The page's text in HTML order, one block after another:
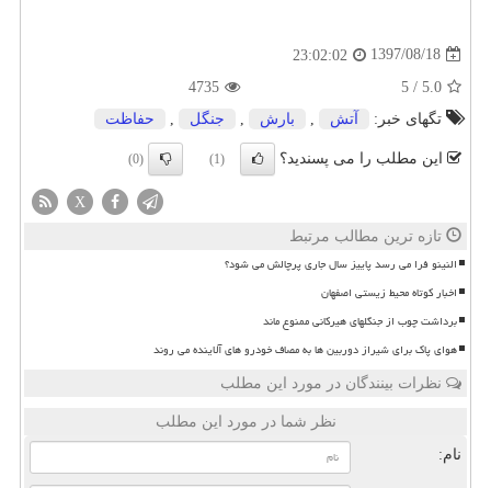
1397/08/18
23:02:02
5.0
/
5
4735
تگهای خبر:
آتش بارش جنگل حفاظت
این مطلب را می پسندید؟ (1)
(0)
X
تازه ترین مطالب مرتبط
النینو فرا می رسد پاییز سال جاری پرچالش می شود؟
اخبار کوتاه محیط زیستی اصفهان
برداشت چوب از جنگلهای هیرکانی ممنوع ماند
هوای پاک برای شیراز دوربین ها به مصاف خودرو های آلاینده می روند
نظرات بینندگان در مورد این مطلب
نظر شما در مورد این مطلب
نام: